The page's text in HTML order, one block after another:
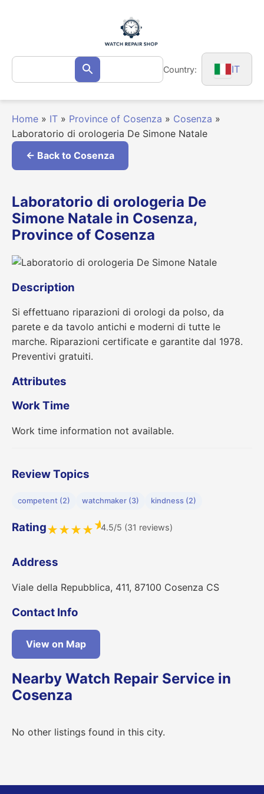
Search
for: Search Country: IT
Home » IT » Province of Cosenza » Cosenza »
Laboratorio di orologeria De Simone Natale
← Back to Cosenza
Laboratorio di orologeria De
Simone Natale in Cosenza,
Province of Cosenza
Description
Si effettuano riparazioni di orologi da polso, da
parete e da tavolo antichi e moderni di tutte le
marche. Riparazioni certificate e garantite dal 1978.
Preventivi gratuiti.
Attributes
Work Time
Work time information not available.
Review Topics
competent (2) watchmaker (3) kindness (2)
Rating★★★★★4.5/5 (31 reviews)
Address
Viale della Repubblica, 411, 87100 Cosenza CS
Contact Info
View on Map
Nearby Watch Repair Service in
Cosenza
No other listings found in this city.